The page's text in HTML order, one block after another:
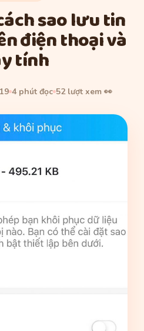
sao lưu tin
điện thoại và
tính
4 phút đọc 52 lượt xem 👀